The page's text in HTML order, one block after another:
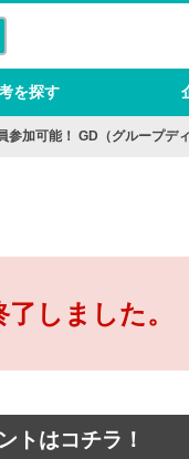
を探す
参加可能！ GD（グループデ
しました。
トはコチラ！